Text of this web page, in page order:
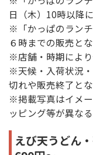
日（木）10時以降
※「かっぱのラン
６時までの販売とな
※店舗・時期により
※天候・入荷状況
切れや販売終了と
※掲載写真はイメ
ッピング等が異な
えび天うどん